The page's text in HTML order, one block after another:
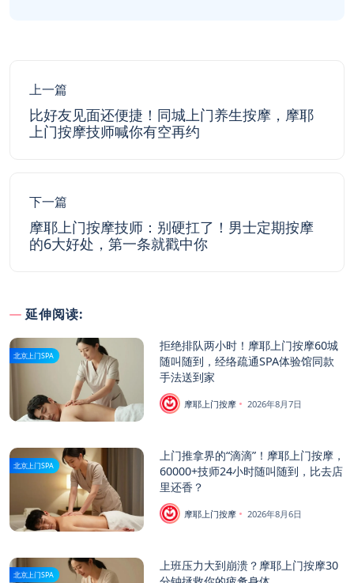
上一篇
比好友见面还便捷！同城上门养生按摩，摩耶
上门按摩技师喊你有空再约
下一篇
摩耶上门按摩技师：别硬扛了！男士定期按摩
的6大好处，第一条就戳中你
延伸阅读:
北京上门SPA
拒绝排队两小时！摩耶上门按摩60城
随叫随到，经络疏通SPA体验馆同款
手法送到家
摩耶上门按摩 2026年8月7日
北京上门SPA
上门推拿界的“滴滴”！摩耶上门按摩，
60000+技师24小时随叫随到，比去店
里还香？
摩耶上门按摩 2026年8月6日
北京上门SPA
上班压力大到崩溃？摩耶上门按摩30